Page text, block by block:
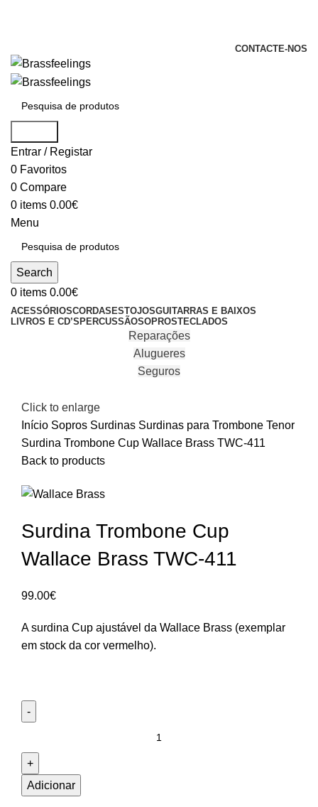
CONTACTE-NOS
Entrar / Registar
0 Favoritos
0 Compare
0 items 0.00€
Menu
Search
0 items 0.00€
ACESSÓRIOSCORDAS ESTOJOSGUITARRAS E BAIXOS
LIVROS E CD’S PERCUSSÃOSOPROSTECLADOS
Reparações
Alugueres
Seguros
Click to enlarge
Início Sopros Surdinas Surdinas para Trombone Tenor
Surdina Trombone Cup Wallace Brass TWC-411
Back to products
Surdina Trombone Cup
Wallace Brass TWC-411
99.00€
A surdina Cup ajustável da Wallace Brass (exemplar
em stock da cor vermelho).
Surdina
Trombone
Adicionar